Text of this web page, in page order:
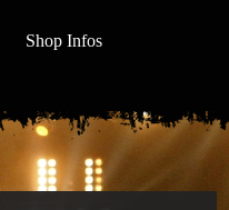
Shop Infos